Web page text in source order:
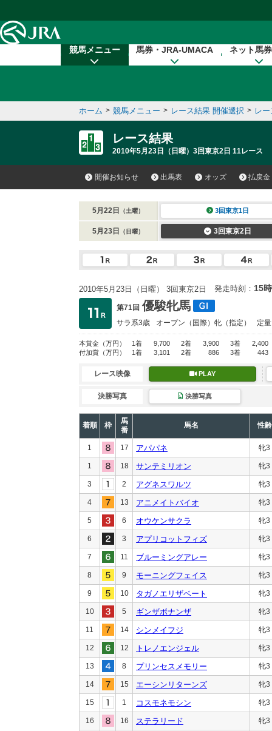
競馬メニュー 馬券・JRA-UMACA ネット馬
ホーム > 競馬メニュー > レース結果 開催選択 > レ
レース結果
2010年5月23日（日曜）3回東京2日 11レース
開催お知らせ 出馬表 オッズ 払戻金
5月22日 （土曜） 3回東京1日
5月23日 （日曜） 3回東京2日
2010年5月23日（日曜） 3回東京2日 発走時刻： 15
第71回 優駿牝馬
サラ系3歳 オープン （国際）牝（指定） 定量
本賞金 （万円） 1着 9,700 2着 3,900 3着
2,400
付加賞 （万円） 1着 3,101 2着 886 3着 443
レース映像 PLAY
決勝写真 決勝写真
着順 枠
馬
番
馬名 性齢
1 17 アパパネ 牝3
1 18 サンテミリオン 牝3
3 2 アグネスワルツ 牝3
4 13 アニメイトバイオ 牝3
5 6 オウケンサクラ 牝3
6 3 アプリコットフィズ 牝3
7 11 ブルーミングアレー 牝3
8 9 モーニングフェイス 牝3
9 10 タガノエリザベート 牝3
10 5 ギンザボナンザ 牝3
11 14 シンメイフジ 牝3
12 12 トレノエンジェル 牝3
13 8 プリンセスメモリー 牝3
14 15 エーシンリターンズ 牝3
15 1 コスモネモシン 牝3
16 16 ステラリード 牝3